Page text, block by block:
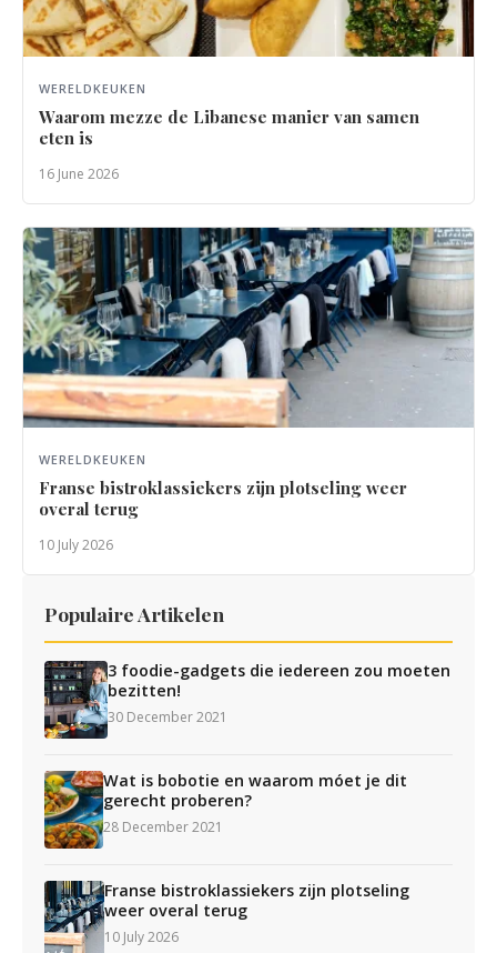
WERELDKEUKEN
Waarom mezze de Libanese manier van samen
eten is
16 June 2026
WERELDKEUKEN
Franse bistroklassiekers zijn plotseling weer
overal terug
10 July 2026
Populaire Artikelen
3 foodie-gadgets die iedereen zou moeten
bezitten!
30 December 2021
Wat is bobotie en waarom móet je dit
gerecht proberen?
28 December 2021
Franse bistroklassiekers zijn plotseling
weer overal terug
10 July 2026